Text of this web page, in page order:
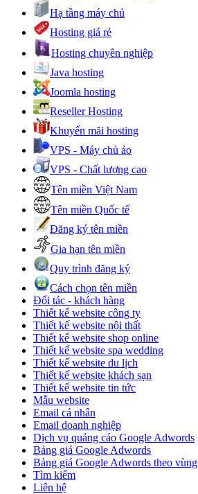
Hạ tầng máy chủ
Hosting giá rẻ
Hosting chuyên nghiệp
Java hosting
Joomla hosting
Reseller Hosting
Khuyến mãi hosting
VPS - Máy chủ ảo
VPS - Chất lượng cao
Tên miền Việt Nam
Tên miền Quốc tế
Đăng ký tên miền
Gia hạn tên miền
Quy trình đăng ký
Cách chọn tên miền
Đối tác - khách hàng
Thiết kế website công ty
Thiết kế website nội thất
Thiết kế website shop online
Thiết kế website spa wedding
Thiết kế website du lịch
Thiết kế website khách sạn
Thiết kế website tin tức
Mẫu website
Email cá nhân
Email doanh nghiệp
Dịch vụ quảng cáo Google Adwords
Bảng giá Google Adwords
Bảng giá Google Adwords theo vùng
Tìm kiếm
Liên hệ